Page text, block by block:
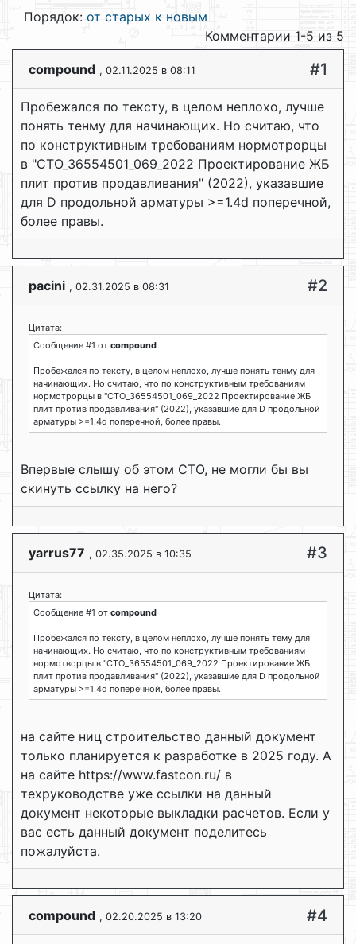
Порядок: от старых к новым
Комментарии 1-5 из 5
compound , 02.11.2025 в 08:11 #1
Пробежался по тексту, в целом неплохо, лучше
понять тенму для начинающих. Но считаю, что
по конструктивным требованиям нормотрорцы
в "СТО_36554501_069_2022 Проектирование ЖБ
плит против продавливания" (2022), указавшие
для D продольной арматуры >=1.4d поперечной,
более правы.
pacini , 02.31.2025 в 08:31 #2
Цитата:
Сообщение #1 от compound
Пробежался по тексту, в целом неплохо, лучше понять тенму для
начинающих. Но считаю, что по конструктивным требованиям
нормотрорцы в "СТО_36554501_069_2022 Проектирование ЖБ
плит против продавливания" (2022), указавшие для D продольной
арматуры >=1.4d поперечной, более правы.
Впервые слышу об этом СТО, не могли бы вы
скинуть ссылку на него?
yarrus77 , 02.35.2025 в 10:35 #3
Цитата:
Сообщение #1 от compound
Пробежался по тексту, в целом неплохо, лучше понять тему для
начинающих. Но считаю, что по конструктивным требованиям
нормотворцы в "СТО_36554501_069_2022 Проектирование ЖБ
плит против продавливания" (2022), указавшие для D продольной
арматуры >=1.4d поперечной, более правы.
на сайте ниц строительство данный документ
только планируется к разработке в 2025 году. А
на сайте https://www.fastcon.ru/ в
техруководстве уже ссылки на данный
документ некоторые выкладки расчетов. Если у
вас есть данный документ поделитесь
пожалуйста.
compound , 02.20.2025 в 13:20 #4